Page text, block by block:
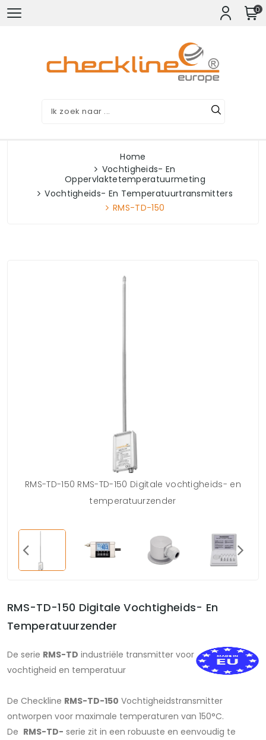
0
Home
Vochtigheids- En
Oppervlaktetemperatuurmeting
Vochtigheids- En Temperatuurtransmitters
RMS-TD-150
RMS-TD-150 RMS-TD-150 Digitale vochtigheids- en
temperatuurzender
RMS-TD-150 Digitale Vochtigheids- En
Temperatuurzender
De serie RMS-TD industriële transmitter voor
vochtigheid en temperatuur
De Checkline RMS-TD-150 Vochtigheidstransmitter
ontworpen voor maximale temperaturen van 150°C.
De RMS-TD- serie zit in een robuuste en eenvoudig te